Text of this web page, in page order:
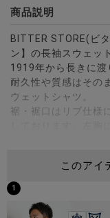
商品説明
BITTER STORE(ビ
ン】の長袖スウェッ
1919年から長きに渡
耐久性や質感はその
ウェットシャツ。
裾・裾口はリブ仕様
るユーティリティウ
ユニセックスで着用
にもオススメ！
伝統のあるウェア
このアイ
1